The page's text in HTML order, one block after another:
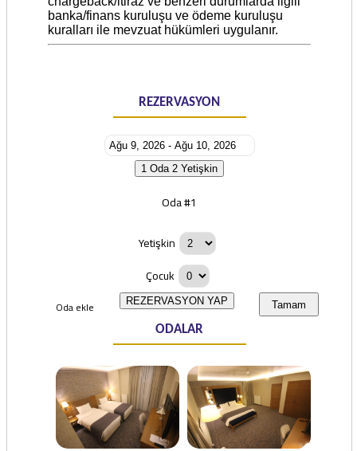
banka/finans kuruluşu ve ödeme kuruluşu
kuralları ile mevzuat hükümleri uygulanır.
REZERVASYON
1 Oda 2 Yetişkin
Oda #1
Yetişkin
Çocuk
Oda ekle Tamam
REZERVASYON YAP
ODALAR